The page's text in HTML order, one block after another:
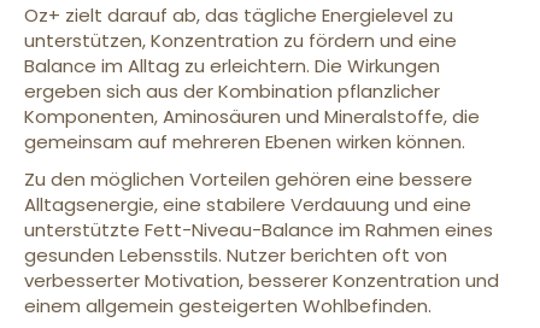
Oz+ zielt darauf ab, das tägliche Energielevel zu
unterstützen, Konzentration zu fördern und eine
Balance im Alltag zu erleichtern. Die Wirkungen
ergeben sich aus der Kombination pflanzlicher
Komponenten, Aminosäuren und Mineralstoffe, die
gemeinsam auf mehreren Ebenen wirken können.
Zu den möglichen Vorteilen gehören eine bessere
Alltagsenergie, eine stabilere Verdauung und eine
unterstützte Fett-Niveau-Balance im Rahmen eines
gesunden Lebensstils. Nutzer berichten oft von
verbesserter Motivation, besserer Konzentration und
einem allgemein gesteigerten Wohlbefinden.